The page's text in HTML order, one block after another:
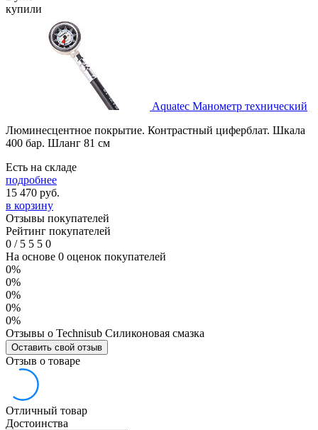
купили
Aquatec Манометр технический
Люминесцентное покрытие. Контрастный циферблат. Шкала
400 бар. Шланг 81 см
Есть на складе
подробнее
15 470 руб.
в корзину
Отзывы покупателей
Рейтинг покупателей
0 /5 5 5 0
На основе 0 оценок покупателей
0%
0%
0%
0%
0%
Отзывы о Technisub Силиконовая смазка
Оставить свой отзыв
Отзыв о товаре
Отличный товар
Достоинства